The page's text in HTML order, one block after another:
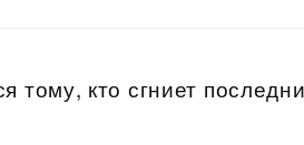
тому, кто сгниет